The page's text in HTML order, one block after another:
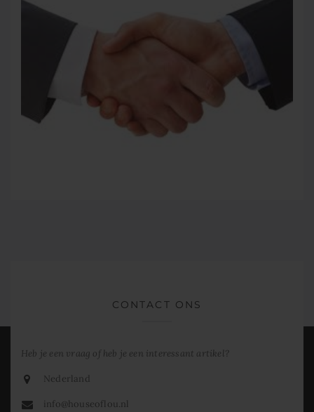
CONTACT ONS
Heb je een vraag of heb je een interessant artikel?
Nederland
info@houseoflou.nl